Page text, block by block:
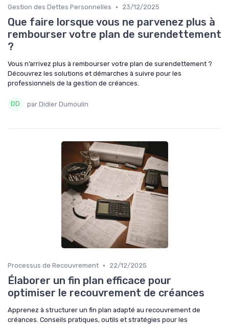
Gestion des Dettes Personnelles • 23/12/2025
Que faire lorsque vous ne parvenez plus à
rembourser votre plan de surendettement
?
Vous n’arrivez plus à rembourser votre plan de surendettement ?
Découvrez les solutions et démarches à suivre pour les
professionnels de la gestion de créances.
par Didier Dumoulin
Processus de Recouvrement • 22/12/2025
Élaborer un fin plan efficace pour
optimiser le recouvrement de créances
Apprenez à structurer un fin plan adapté au recouvrement de
créances. Conseils pratiques, outils et stratégies pour les